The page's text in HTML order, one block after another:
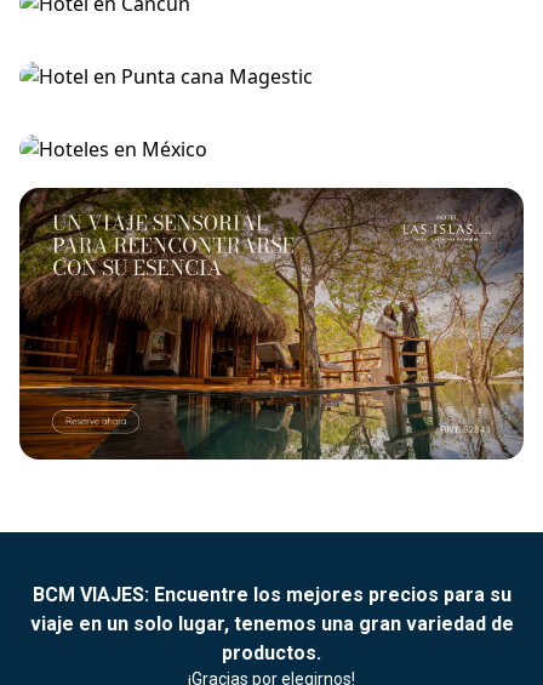
BCM VIAJES: Encuentre los mejores precios para su
viaje en un solo lugar, tenemos una gran variedad de
productos.
¡Gracias por elegirnos!